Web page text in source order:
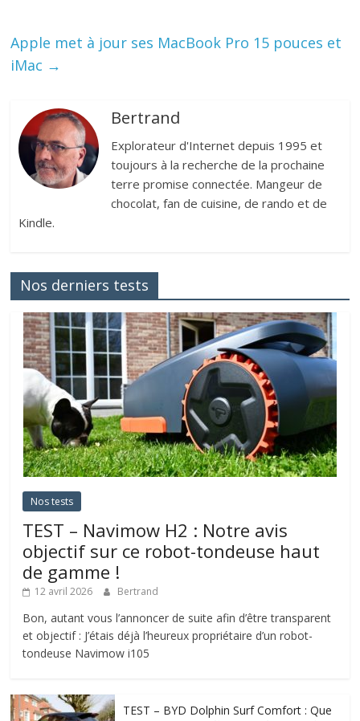
Apple met à jour ses MacBook Pro 15 pouces et
iMac →
Bertrand
Explorateur d'Internet depuis 1995 et
toujours à la recherche de la prochaine
terre promise connectée. Mangeur de
chocolat, fan de cuisine, de rando et de
Kindle.
Nos derniers tests
Nos tests
TEST – Navimow H2 : Notre avis
objectif sur ce robot-tondeuse haut
de gamme !
12 avril 2026 Bertrand
Bon, autant vous l’annoncer de suite afin d’être transparent
et objectif : J’étais déjà l’heureux propriétaire d’un robot-
tondeuse Navimow i105
TEST – BYD Dolphin Surf Comfort : Que